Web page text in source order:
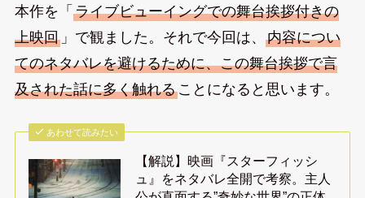
本作を「 ライブビューイングでの舞台挨拶付きの
上映回」で観ました。それで今回は、 内容につい
てのネタバレを避けるために、この舞台挨拶で言
及された話に多く触れることになると思います。
あわせて読みたい
【解説】映画『スターフィッシ
ュ』をネタバレ全開で考察。主人